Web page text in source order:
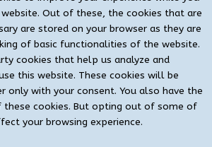
Out of these, the cookies that are
are stored on your browser as they are
of basic functionalities of the website.
cookies that help us analyze and
this website. These cookies will be
only with your consent. You also have the
cookies. But opting out of some of
your browsing experience.